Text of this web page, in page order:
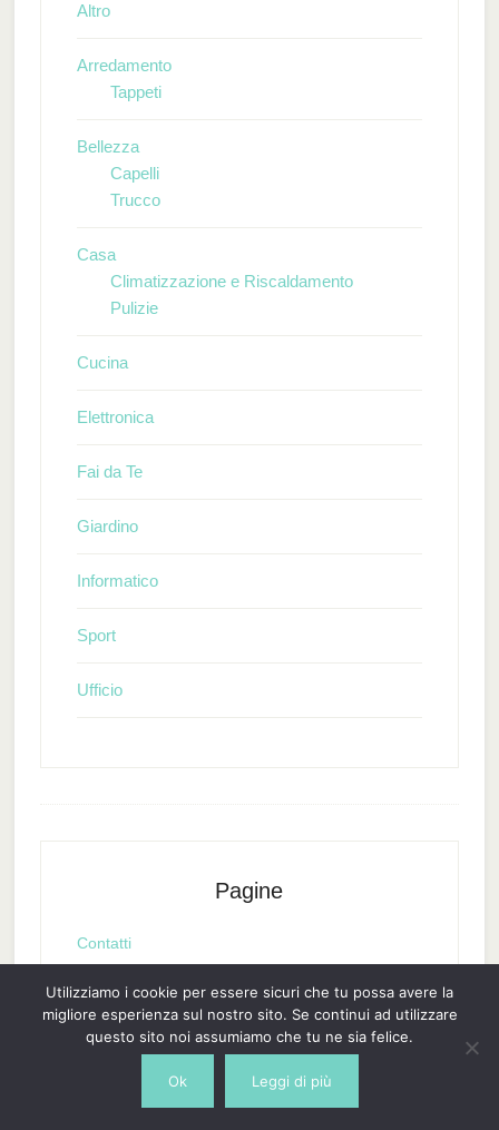
Altro
Arredamento
Tappeti
Bellezza
Capelli
Trucco
Casa
Climatizzazione e Riscaldamento
Pulizie
Cucina
Elettronica
Fai da Te
Giardino
Informatico
Sport
Ufficio
Pagine
Contatti
Cookie Policy
Privacy
Utilizziamo i cookie per essere sicuri che tu possa avere la
migliore esperienza sul nostro sito. Se continui ad utilizzare
questo sito noi assumiamo che tu ne sia felice.
Ok Leggi di più